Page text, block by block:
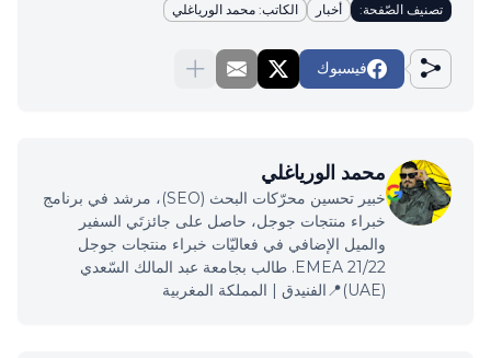
تصنيف الصّفحة: أخبار الكاتب: محمد الورياغلي
فيسبوك
محمد الورياغلي
خبير تحسين محرّكات البحث (SEO)، مرشد في برنامج
خبراء منتجات جوجل، حاصل على جائزتَي السفير
والميل الإضافي في فعاليّات خبراء منتجات جوجل
EMEA 21/22. طالب بجامعة عبد المالك السّعدي
(UAE)📍الفنيدق | المملكة المغربية